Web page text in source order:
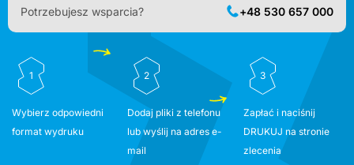
Potrzebujesz wsparcia? +48 530 657 000
1
Wybierz odpowiedni
format wydruku
2
Dodaj pliki z telefonu
lub wyślij na adres e-
mail
3
Zapłać i naciśnij
DRUKUJ na stronie
zlecenia